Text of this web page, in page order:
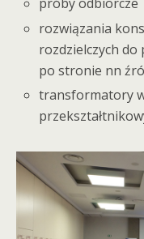
rozwiązania
rozdzielczych do
po stronie nn
transformatory